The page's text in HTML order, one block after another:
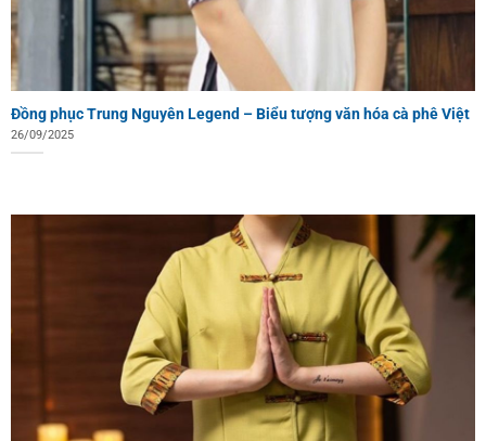
Đồng phục Trung Nguyên Legend – Biểu tượng văn hóa cà phê Việt
26/09/2025